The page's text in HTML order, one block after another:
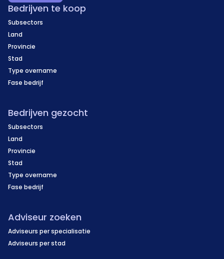
Bedrijven te koop
Subsectors
Land
Provincie
Stad
Type overname
Fase bedrijf
Bedrijven gezocht
Subsectors
Land
Provincie
Stad
Type overname
Fase bedrijf
Adviseur zoeken
Adviseurs per specialisatie
Adviseurs per stad